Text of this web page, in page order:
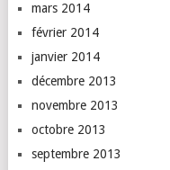
mars 2014
février 2014
janvier 2014
décembre 2013
novembre 2013
octobre 2013
septembre 2013